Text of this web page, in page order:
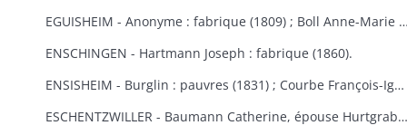
EGUISHEIM - Anonyme : fabrique (1809) ; Boll Anne-Marie : bureau de bienfaisance (1829) ; Brucker François Joseph : fabrique (1846) ; Burglin François Xavier : fabrique (1831) ; Hertzog, de Logelbach, Wehrlé Antoine : hospice (1863) ; Ludwig Jean : fabrique (1829) ; Meyer Véronique : fabrique (1809) ; Raffat Ignace : bureau de bienfaisance (fondation Boll, 1862) ; Schultz Anne-Marie : fabrique (1823) ; Strub Elisabeth : fabrique (1824).
ENSCHINGEN - Hartmann Joseph : fabrique (1860).
ENSISHEIM - Burglin : pauvres (1831) ; Courbe François-Ignace : pauvres (1834) ; Goeb Thérèse : fabrique (1870) ; Hobig Joseph, Roth Catherine : fabrique (1832) ; Kaistling Françoise : fabrique (1820) ; Krafft Charles : fabrique (1861) ; Mordilliat Marguerite : fabrique (1835) ; Mutz Anne-Marie : fabrique et pauvres (1833) ; Rumbach Catherine, épouse Schmitt : fabrique (1836) ; Zeller Thérèse : bureau de bienfaisance (1848).
ESCHENTZWILLER - Baumann Catherine, épouse Hurtgraber : fabrique (1849) ; Butsch Henri, Sibus Françoise : fabrique (1855) ; Ernst Jean-Baptiste : fabrique (1853) ; Jeltsch Pancrace : bureau de bienfaisance (1865) ; Rieter Jean-Baptiste : pauvres (1842) ; Wolff Agathe, épouse Reng : fabrique (1840).